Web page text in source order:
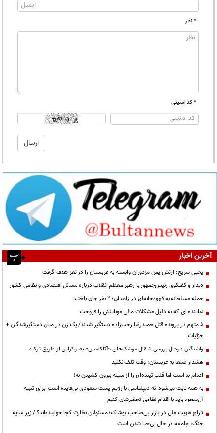
* نظر
* کد امنیتی
آخرین اخبار
یحیی سریع: ارتش یمن مزدوران وابسته به عربستان را در تعز هدف گرفت
دیدار و گفتگوی رئیس‌جمهور با رهبر معظم انقلاب درباره مسائل اقتصادی و نظامی کشور
حمله مسلحانه به قهوه‌خانه‌ای در زاهدان؛ ۲ نفر جان باختند
نماینده ای که به دلیل مشکلات مالی موبایلش را فروخت
۵ متهم در پرونده قتل حمیدرضا رجب‌زاده دستگیر شدند/ یک زن در میان دستگیرشدگان +
جزئیات
واشنگتن درحال بررسی انتقال موشک‌های «آتاکامس» به اوکراین از طریق ترکیه
هشدار صنعا به عربستان: وقت تلف نکنید
اعدام بد است اما قلب تپنده‌ای را از سینه بیرون کشیدن نه!
به همه ثابت می‌شود که دیپلماسی با رژیم پست سعودی بی‌فایده است| برای تنبیه
آل‌سعود باید با اقدام نظامی تحقیرشان کنیم
تاراج هویت ملی در بازار بی‌صاحب پوشاک؛ مسئولان نظارت کجا خوابیده‌اند؟ / زیر سایه
جنگ، جامعه در حال بی‌حیا شدن است